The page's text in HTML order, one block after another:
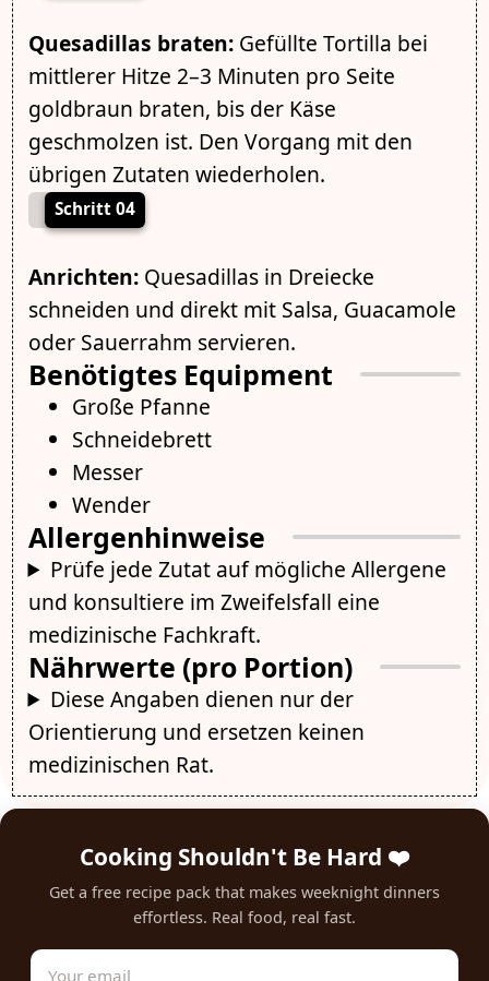
Quesadillas braten:Gefüllte Tortilla bei
mittlerer Hitze 2–3 Minuten pro Seite
goldbraun braten, bis der Käse
geschmolzen ist. Den Vorgang mit den
übrigen Zutaten wiederholen.
Schritt 04
Anrichten:Quesadillas in Dreiecke
schneiden und direkt mit Salsa, Guacamole
oder Sauerrahm servieren.
Benötigtes Equipment
Große Pfanne
Schneidebrett
Messer
Wender
Allergenhinweise
Prüfe jede Zutat auf mögliche Allergene
und konsultiere im Zweifelsfall eine
medizinische Fachkraft.
Nährwerte (pro Portion)
Diese Angaben dienen nur der
Orientierung und ersetzen keinen
medizinischen Rat.
Cooking Shouldn't Be Hard ❤️
Get a free recipe pack that makes weeknight dinners
effortless. Real food, real fast.